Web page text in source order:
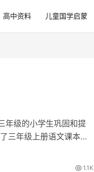
高中资料 儿童国学启蒙
年级的小学生巩固和提
三年级上册语文课本中
1.1K